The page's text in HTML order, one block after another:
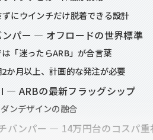
にウインチだけ脱着できる設計
パー — オフロードの世界標準
「迷ったらARB」が合言葉
か月以上、計画的な発注が必要
— ARBの最新フラッグシップ
ンデザインの融合
バンパー — 14万円台のコスパ重